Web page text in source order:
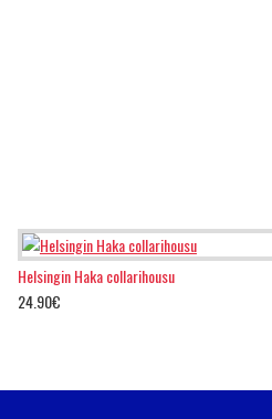
Helsingin Haka collarihousu
24.90€